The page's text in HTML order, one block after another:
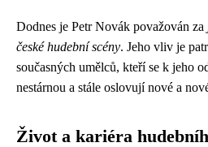
Dodnes je Petr Novák považován za
české hudební scény. Jeho vliv je
současných umělců, kteří se k jeho
nestárnou a stále oslovují nové a
Život a kariéra